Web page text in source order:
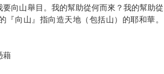
向山舉目。我的幫助從何而來？我的幫助從
『向山』指向造天地（包括山）的耶和華。
藉